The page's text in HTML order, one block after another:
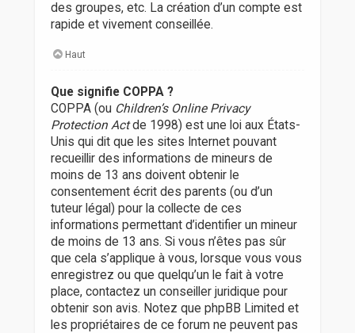
des groupes, etc. La création d’un compte est
rapide et vivement conseillée.
Haut
Que signifie COPPA ?
COPPA (ou Children’s Online Privacy
Protection Actde 1998) est une loi aux États-
Unis qui dit que les sites Internet pouvant
recueillir des informations de mineurs de
moins de 13 ans doivent obtenir le
consentement écrit des parents (ou d’un
tuteur légal) pour la collecte de ces
informations permettant d’identifier un mineur
de moins de 13 ans. Si vous n’êtes pas sûr
que cela s’applique à vous, lorsque vous vous
enregistrez ou que quelqu’un le fait à votre
place, contactez un conseiller juridique pour
obtenir son avis. Notez que phpBB Limited et
les propriétaires de ce forum ne peuvent pas